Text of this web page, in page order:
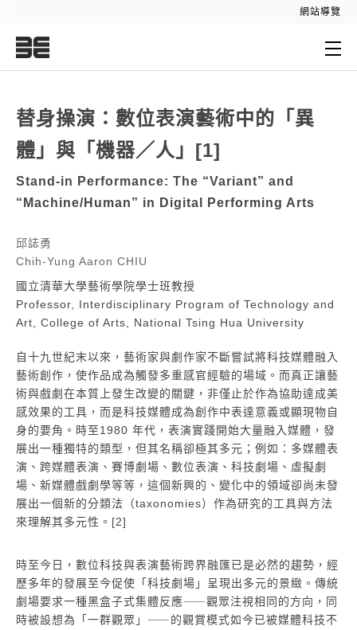
網站導覽
替身操演：數位表演藝術中的「異
體」與「機器／人」[1]
Stand-in Performance: The “Variant” and
“Machine/Human” in Digital Performing Arts
邱誌勇
Chih-Yung Aaron CHIU
國立清華大學藝術學院學士班教授
Professor, Interdisciplinary Program of Technology and
Art, College of Arts, National Tsing Hua University
自十九世紀末以來，藝術家與劇作家不斷嘗試將科技媒體融入
藝術創作，使作品成為觸發多重感官經驗的場域。而真正讓藝
術與戲劇在本質上發生改變的關鍵，非僅止於作為協助達成美
感效果的工具，而是科技媒體成為創作中表達意義或顯現物自
身的要角。時至1980 年代，表演實踐開始大量融入媒體，發
展出一種獨特的類型，但其名稱卻極其多元；例如：多媒體表
演、跨媒體表演、賽博劇場、數位表演、科技劇場、虛擬劇
場、新媒體戲劇學等等，這個新興的、變化中的領域卻尚未發
展出一個新的分類法（taxonomies）作為研究的工具與方法
來理解其多元性。[2]
時至今日，數位科技與表演藝術跨界融匯已是必然的趨勢，經
歷多年的發展至今促使「科技劇場」呈現出多元的景緻。傳統
劇場要求一種黑盒子式集體反應⸺觀眾注視相同的方向，同
時被設想為「一群觀眾」⸺的觀賞模式如今已被媒體科技不